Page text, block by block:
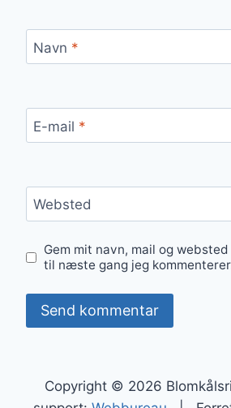
Navn *
E-mail *
Websted
Gem mit navn, mail og
til næste gang jeg
Copyright © 2026